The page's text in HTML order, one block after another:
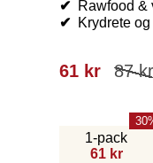
✔ Rawfood &
✔ Krydrete
87kr
61 kr
1-pack
61 kr
30